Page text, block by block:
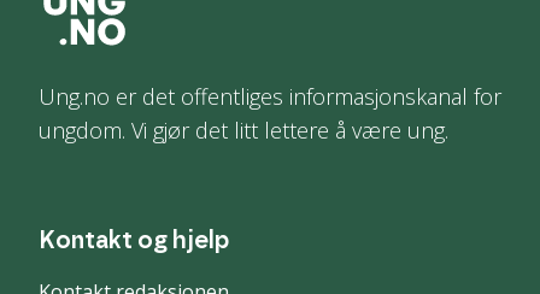
Ung.no er det offentliges informasjonskanal for
ungdom. Vi gjør det litt lettere å være ung.
Kontakt og hjelp